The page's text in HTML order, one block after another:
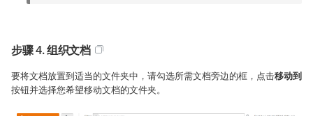
步骤 4. 组织文档
要将文档放置到适当的文件夹中，请勾选所需文档旁边的框，点击移动到
按钮并选择您希望移动文档的文件夹。